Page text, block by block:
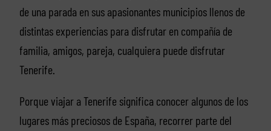
de una parada en sus apasionantes municipios llenos de
distintas experiencias para disfrutar en compañía de
familia, amigos, pareja, cualquiera puede disfrutar
Tenerife.
Porque viajar a Tenerife significa conocer algunos de los
lugares más preciosos de España, recorrer parte del